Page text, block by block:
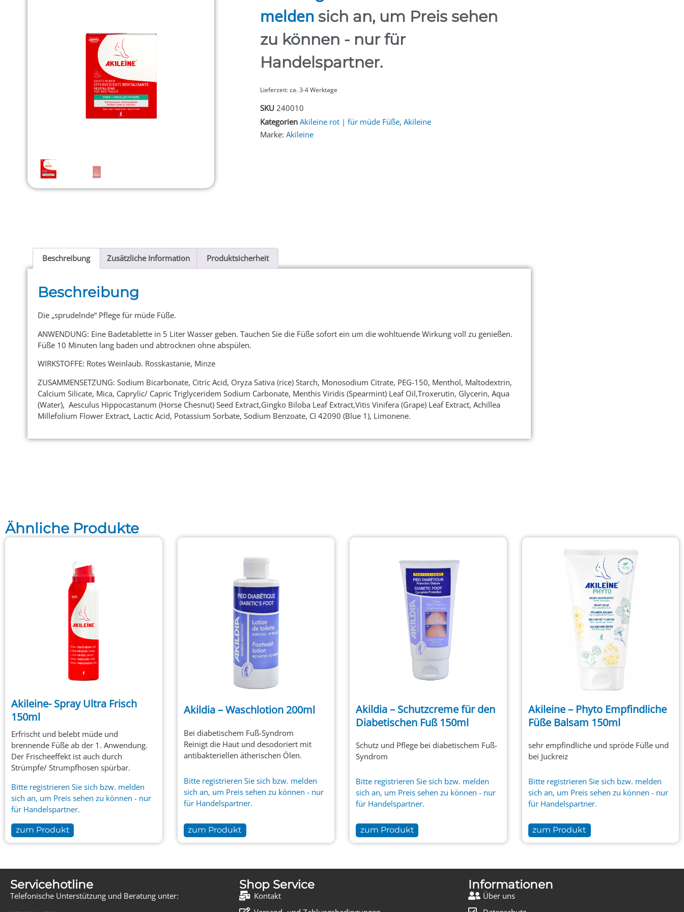
melden sich an, um Preis sehen
zu können - nur für
Handelspartner.
Lieferzeit: ca. 3-4 Werktage
SKU240010
Kategorien Akileine rot | für müde Füße,Akileine
Marke:Akileine
Beschreibung Zusätzliche Information Produktsicherheit
Beschreibung
Die „sprudelnde“ Pflege für müde Füße.
ANWENDUNG: Eine Badetablette in 5 Liter Wasser geben. Tauchen Sie die Füße sofort ein um die wohltuende Wirkung voll zu genießen.
Füße 10 Minuten lang baden und abtrocknen ohne abspülen.
WIRKSTOFFE: Rotes Weinlaub. Rosskastanie, Minze
ZUSAMMENSETZUNG: Sodium Bicarbonate, Citric Acid, Oryza Sativa (rice) Starch, Monosodium Citrate, PEG-150, Menthol, Maltodextrin,
Calcium Silicate, Mica, Caprylic/ Capric Triglyceridem Sodium Carbonate, Menthis Viridis (Spearmint) Leaf Oil,Troxerutin, Glycerin, Aqua
(Water), Aesculus Hippocastanum (Horse Chesnut) Seed Extract,Gingko Biloba Leaf Extract,Vitis Vinifera (Grape) Leaf Extract, Achillea
Millefolium Flower Extract, Lactic Acid, Potassium Sorbate, Sodium Benzoate, CI 42090 (Blue 1), Limonene.
Ähnliche Produkte
Akileine- Spray Ultra Frisch
150ml
Erfrischt und belebt müde und
brennende Füße ab der 1. Anwendung.
Der Frischeeffekt ist auch durch
Strümpfe/ Strumpfhosen spürbar.
Bitte registrieren Sie sich bzw. melden
sich an, um Preis sehen zu können - nur
für Handelspartner.
zum Produkt
Akildia – Waschlotion 200ml
Bei diabetischem Fuß-Syndrom
Reinigt die Haut und desodoriert mit
antibakteriellen ätherischen Ölen.
Bitte registrieren Sie sich bzw. melden
sich an, um Preis sehen zu können - nur
für Handelspartner.
zum Produkt
Akildia – Schutzcreme für den
Diabetischen Fuß 150ml
Schutz und Pflege bei diabetischem Fuß-
Syndrom
Bitte registrieren Sie sich bzw. melden
sich an, um Preis sehen zu können - nur
für Handelspartner.
zum Produkt
Akileine – Phyto Empfindliche
Füße Balsam 150ml
sehr empfindliche und spröde Füße und
bei Juckreiz
Bitte registrieren Sie sich bzw. melden
sich an, um Preis sehen zu können - nur
für Handelspartner.
zum Produkt
Servicehotline
Telefonische Unterstützung und Beratung unter:
Shop Service
Kontakt
Informationen
Über uns